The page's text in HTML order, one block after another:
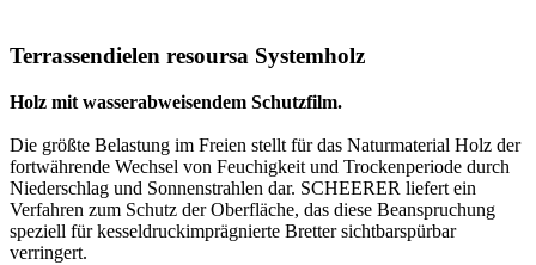
Terrassendielen resoursa Systemholz
Holz mit wasserabweisendem Schutzfilm.
Die größte Belastung im Freien stellt für das Naturmaterial Holz der
fortwährende Wechsel von Feuchigkeit und Trockenperiode durch
Niederschlag und Sonnenstrahlen dar. SCHEERER liefert ein
Verfahren zum Schutz der Oberfläche, das diese Beanspruchung
speziell für kesseldruckimprägnierte Bretter sichtbarspürbar
verringert.